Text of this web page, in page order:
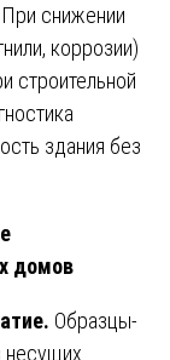
При снижении
коррозии)
строительной
здания без
домов
Образцы-
несущих